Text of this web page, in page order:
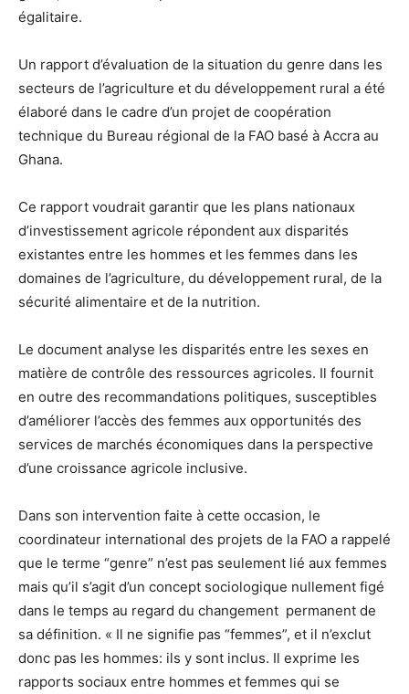
égalitaire.
Un rapport d’évaluation de la situation du genre dans les
secteurs de l’agriculture et du développement rural a été
élaboré dans le cadre d’un projet de coopération
technique du Bureau régional de la FAO basé à Accra au
Ghana.
Ce rapport voudrait garantir que les plans nationaux
d’investissement agricole répondent aux disparités
existantes entre les hommes et les femmes dans les
domaines de l’agriculture, du développement rural, de la
sécurité alimentaire et de la nutrition.
Le document analyse les disparités entre les sexes en
matière de contrôle des ressources agricoles. Il fournit
en outre des recommandations politiques, susceptibles
d’améliorer l’accès des femmes aux opportunités des
services de marchés économiques dans la perspective
d’une croissance agricole inclusive.
Dans son intervention faite à cette occasion, le
coordinateur international des projets de la FAO a rappelé
que le terme “genre” n’est pas seulement lié aux femmes
mais qu’il s’agit d’un concept sociologique nullement figé
dans le temps au regard du changement permanent de
sa définition. « Il ne signifie pas “femmes”, et il n’exclut
donc pas les hommes: ils y sont inclus. Il exprime les
rapports sociaux entre hommes et femmes qui se